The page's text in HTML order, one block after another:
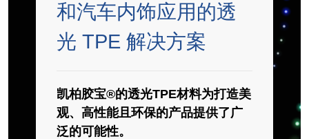
吹灌封技术专用 TPE
工业应用
和汽车内饰应用的透
光 TPE 解决方案
凯柏胶宝®的透光TPE材料为打造美
观、高性能且环保的产品提供了广
泛的可能性。